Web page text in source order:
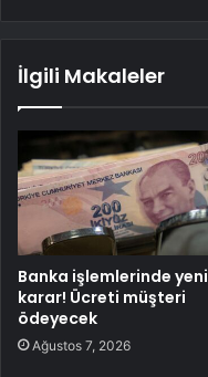
İlgili Makaleler
Banka işlemlerinde yeni
karar! Ücreti müşteri
ödeyecek
Ağustos 7, 2026